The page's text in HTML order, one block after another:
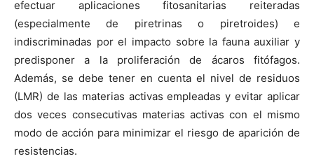
efectuar aplicaciones fitosanitarias reiteradas
(especialmente de piretrinas o piretroides) e
indiscriminadas por el impacto sobre la fauna auxiliar y
predisponer a la proliferación de ácaros fitófagos.
Además, se debe tener en cuenta el nivel de residuos
(LMR) de las materias activas empleadas y evitar aplicar
dos veces consecutivas materias activas con el mismo
modo de acción para minimizar el riesgo de aparición de
resistencias.